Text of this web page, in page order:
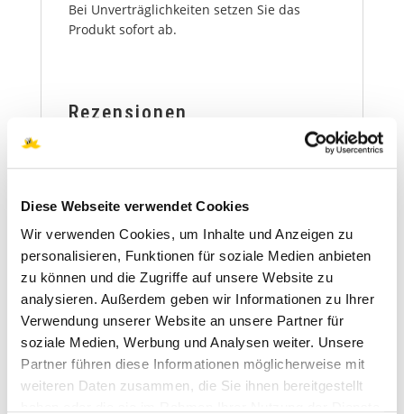
Diese Webseite verwendet Cookies
Wir verwenden Cookies, um Inhalte und Anzeigen zu
personalisieren, Funktionen für soziale Medien anbieten
zu können und die Zugriffe auf unsere Website zu
analysieren. Außerdem geben wir Informationen zu Ihrer
Verwendung unserer Website an unsere Partner für
soziale Medien, Werbung und Analysen weiter. Unsere
Partner führen diese Informationen möglicherweise mit
weiteren Daten zusammen, die Sie ihnen bereitgestellt
Bei Unverträglichkeiten setzen Sie das
Produkt sofort ab.
Rezensionen
Es gibt noch keine Rezensionen.
Produkt gekauft haben, dürfen eine
Rezension abgeben.
Ähnliche Produkte
Propolair A1 –